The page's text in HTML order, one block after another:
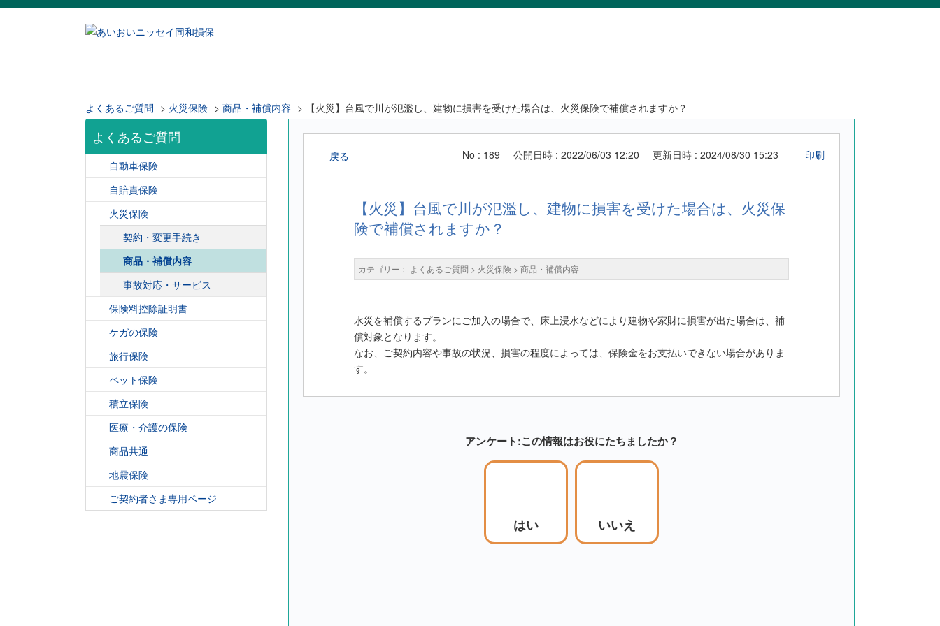
よくあるご質問 > 火災保険 > 商品・補償内容 > 【火災】台風で川が氾濫し、建物に損害を受けた場合は、火災保険で補償されますか？
よくあるご質問
自動車保険
自賠責保険
火災保険
契約・変更手続き
商品・補償内容
事故対応・サービス
保険料控除証明書
ケガの保険
旅行保険
ペット保険
積立保険
医療・介護の保険
商品共通
地震保険
ご契約者さま専用ページ
戻る No : 189 公開日時 : 2022/06/03 12:20 更新日時 : 2024/08/30 15:23 印刷
【火災】台風で川が氾濫し、建物に損害を受けた場合は、火災保
険で補償されますか？
カテゴリー : よくあるご質問 > 火災保険 > 商品・補償内容
水災を補償するプランにご加入の場合で、床上浸水などにより建物や家財に損害が出た場合は、補
償対象となります。
なお、ご契約内容や事故の状況、損害の程度によっては、保険金をお支払いできない場合がありま
す。
アンケート:この情報はお役にたちましたか？
はい いいえ